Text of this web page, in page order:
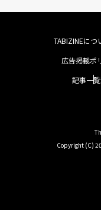
TABIZINEにつ
広告掲載ポ
記事一覧
Copyright (C)